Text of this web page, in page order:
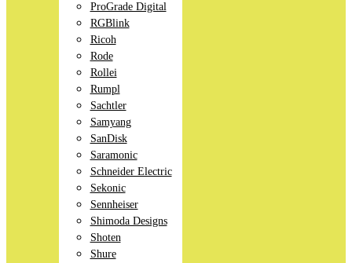
ProGrade Digital
RGBlink
Ricoh
Rode
Rollei
Rumpl
Sachtler
Samyang
SanDisk
Saramonic
Schneider Electric
Sekonic
Sennheiser
Shimoda Designs
Shoten
Shure